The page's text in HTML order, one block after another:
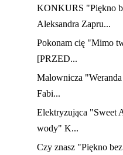
KONKURS "Piękno
Aleksandra Zapru...
Pokonam cię "Mimo
[PRZED...
Malownicza
Fabi...
Elektryzująca "Sweet
wody" K...
Czy znasz "Piękno